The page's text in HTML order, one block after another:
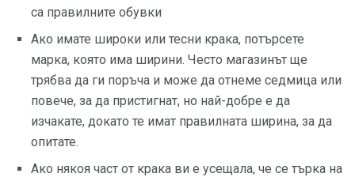
са правилните обувки
Ако имате широки или тесни крака, потърсете
марка, която има ширини. Често магазинът ще
трябва да ги поръча и може да отнеме седмица или
повече, за да пристигнат, но най-добре е да
изчакате, докато те имат правилната ширина, за да
опитате.
Ако някоя част от крака ви е усещала, че се търка на